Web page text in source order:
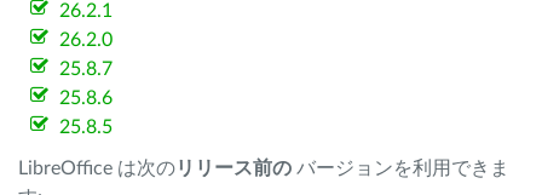
26.2.1
26.2.0
25.8.7
25.8.6
25.8.5
LibreOffice は次のリリース前の バージョンを利用できま